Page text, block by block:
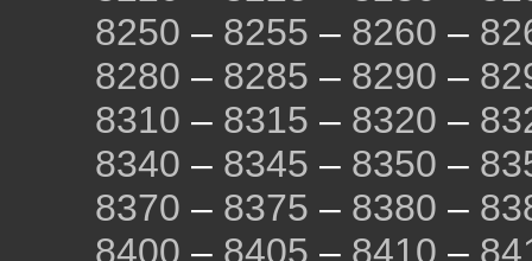
8250 – 8255 – 8260 –
8280 – 8285 – 8290 –
8310 – 8315 – 8320 –
8340 – 8345 – 8350 –
8370 – 8375 – 8380 –
8400 – 8405 – 8410 –